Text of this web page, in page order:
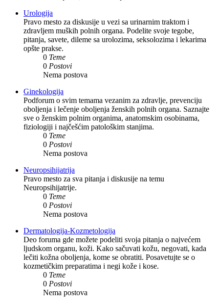
Urologija
Pravo mesto za diskusije u vezi sa urinarnim traktom i
zdravljem muških polnih organa. Podelite svoje tegobe,
pitanja, savete, dileme sa urolozima, seksolozima i lekarima
opšte prakse.
0 Teme
0 Postovi
Nema postova
Ginekologija
Podforum o svim temama vezanim za zdravlje, prevenciju
oboljenja i lečenje oboljenja ženskih polnih organa. Saznajte
sve o ženskim polnim organima, anatomskim osobinama,
fiziologiji i najčešćim patološkim stanjima.
0 Teme
0 Postovi
Nema postova
Neuropsihijatrija
Pravo mesto za sva pitanja i diskusije na temu
Neuropsihijatrije.
0 Teme
0 Postovi
Nema postova
Dermatologija-Kozmetologija
Deo foruma gde možete podeliti svoja pitanja o najvećem
ljudskom organu, koži. Kako sačuvati kožu, negovati, kada
lečiti kožna oboljenja, kome se obratiti. Posavetujte se o
kozmetičkim preparatima i negi kože i kose.
0 Teme
0 Postovi
Nema postova